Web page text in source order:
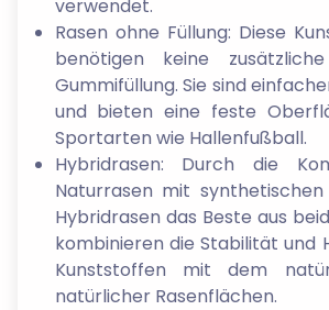
verwendet.
Rasen ohne Füllung: Diese
benötigen keine
Gummifüllung. Sie sind
und bieten eine feste
Sportarten wie Hallenfußball.
Hybridrasen: Durch die
Naturrasen mit
Hybridrasen das Beste aus
kombinieren die Stabilität und
Kunststoffen mit dem
natürlicher Rasenflächen.